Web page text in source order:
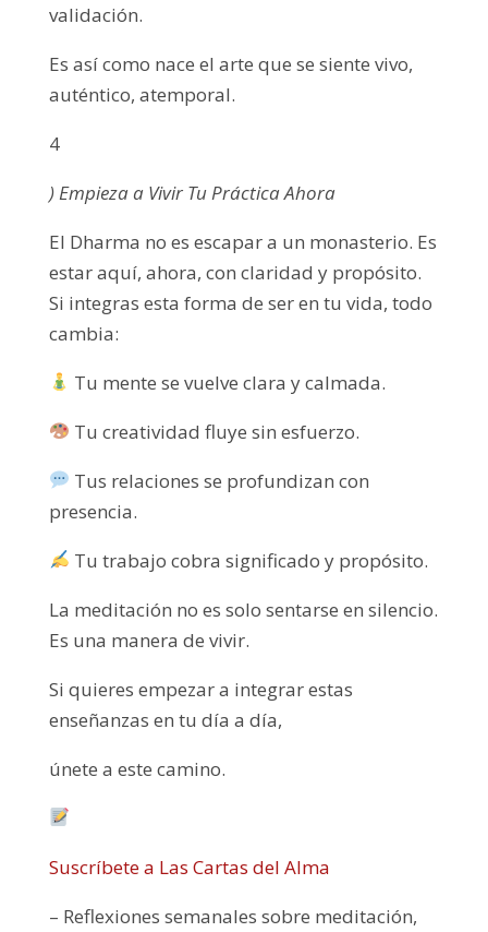
validación.
Es así como nace el arte que se siente vivo,
auténtico, atemporal.
4
) Empieza a Vivir Tu Práctica Ahora
El Dharma no es escapar a un monasterio. Es
estar aquí, ahora, con claridad y propósito.
Si integras esta forma de ser en tu vida, todo
cambia:
Tu mente se vuelve clara y calmada.
Tu creatividad fluye sin esfuerzo.
Tus relaciones se profundizan con
presencia.
Tu trabajo cobra significado y propósito.
La meditación no es solo sentarse en silencio.
Es una manera de vivir.
Si quieres empezar a integrar estas
enseñanzas en tu día a día,
únete a este camino.
Suscríbete a Las Cartas del Alma
– Reflexiones semanales sobre meditación,